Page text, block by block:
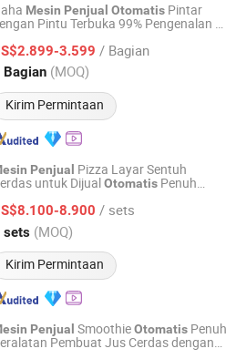
Mesin Penjual Otomatis Pintar
Pintu Terbuka 99% Pengenalan Ai
3.599 / Bagian
Bagian (MOQ)
Kirim Permintaan
Technology Co., Ltd.
Harga mulai 2026
Penjual Pizza Layar Sentuh
untuk DijualOtomatis Penuh
Panas Segar Layanan Mandiri
8.900 / sets
sets (MOQ)
Kirim Permintaan
Technology Co., Ltd.
Harga mulai 2025
Penjual SmoothieOtomatis Penuh
Pembuat Jus Cerdas dengan
Technology Co., Ltd.